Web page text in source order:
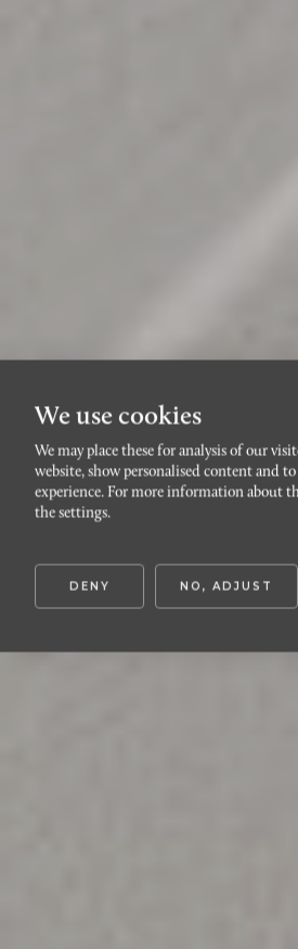
GAMLA
We use cookies
We may place these for analysis of our
website, show personalised content and
experience. For more information about
the settings.
DENY NO, ADJUST